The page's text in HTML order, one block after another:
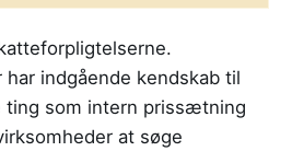
indgående kendskab til
ting som intern prissætning
at søge